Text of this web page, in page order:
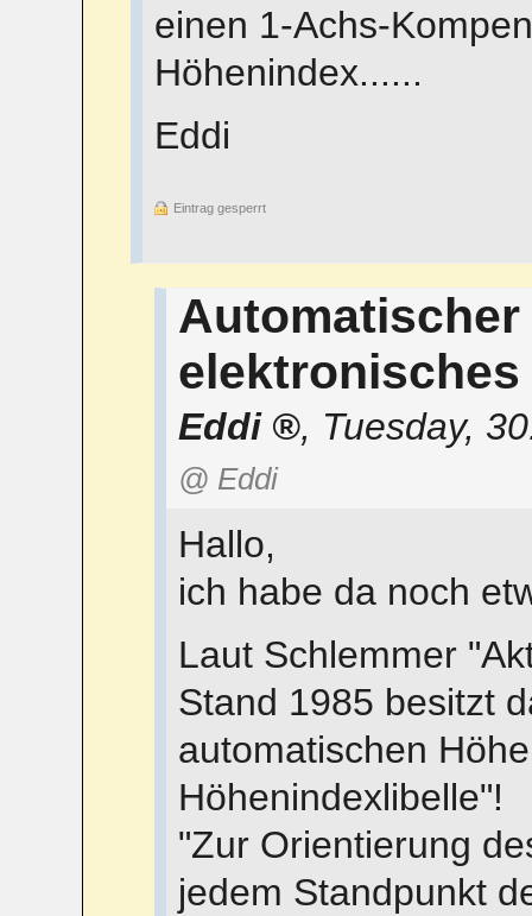
einen 1-Achs-
Höhenindex......
Eddi
Eintrag gesperrt
elektronisches
Eddi , Tuesday,
@ Eddi
Hallo,
ich habe da noch
Laut Schlemmer
Stand 1985 besitzt
automatischen
Höhenindexlibelle"!
"Zur Orientierung
jedem Standpunkt